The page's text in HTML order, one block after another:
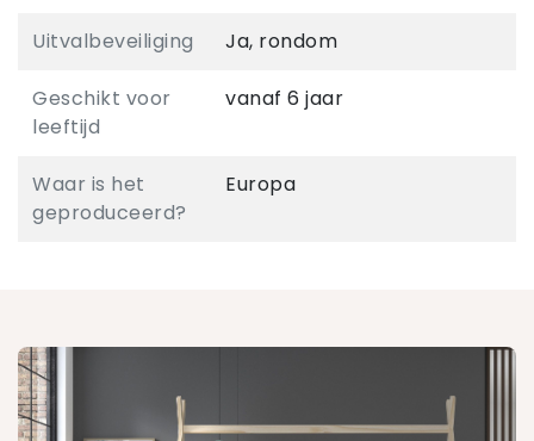
Uitvalbeveiliging Ja, rondom
Geschikt voor
leeftijd
vanaf 6 jaar
Waar is het
geproduceerd?
Europa